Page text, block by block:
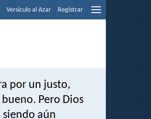
Versículo al Azar Registrar
por un justo,
Pero Dios
siendo aún